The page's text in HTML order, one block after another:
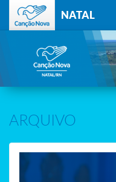
NATAL
ARQUIVO